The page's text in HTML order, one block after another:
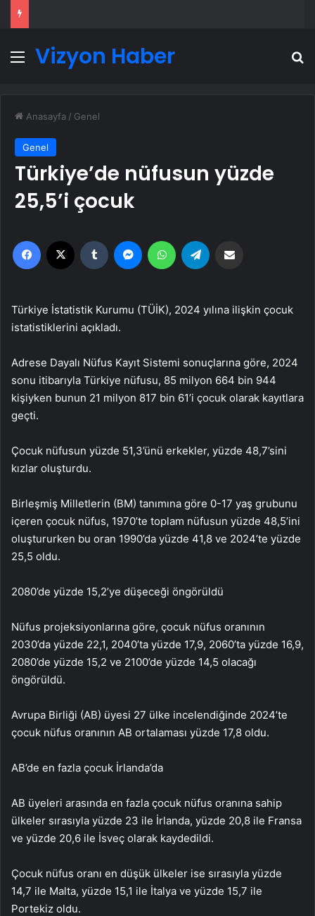
Menü
Vizyon Haber
Anasayfa / Genel
Genel
Türkiye’de nüfusun yüzde
25,5’i çocuk
Facebook Tumblr MessengerWhatsApp
Türkiye İstatistik Kurumu (TÜİK), 2024 yılına ilişkin çocuk
istatistiklerini açıkladı.
Adrese Dayalı Nüfus Kayıt Sistemi sonuçlarına göre, 2024
sonu itibarıyla Türkiye nüfusu, 85 milyon 664 bin 944
kişiyken bunun 21 milyon 817 bin 61’i çocuk olarak kayıtlara
geçti.
Çocuk nüfusun yüzde 51,3’ünü erkekler, yüzde 48,7’sini
kızlar oluşturdu.
Birleşmiş Milletlerin (BM) tanımına göre 0-17 yaş grubunu
içeren çocuk nüfus, 1970’te toplam nüfusun yüzde 48,5’ini
oluştururken bu oran 1990’da yüzde 41,8 ve 2024’te yüzde
25,5 oldu.
2080’de yüzde 15,2’ye düşeceği öngörüldü
Nüfus projeksiyonlarına göre, çocuk nüfus oranının
2030’da yüzde 22,1, 2040’ta yüzde 17,9, 2060’ta yüzde 16,9,
2080’de yüzde 15,2 ve 2100’de yüzde 14,5 olacağı
öngörüldü.
Avrupa Birliği (AB) üyesi 27 ülke incelendiğinde 2024’te
çocuk nüfus oranının AB ortalaması yüzde 17,8 oldu.
AB’de en fazla çocuk İrlanda’da
AB üyeleri arasında en fazla çocuk nüfus oranına sahip
ülkeler sırasıyla yüzde 23 ile İrlanda, yüzde 20,8 ile Fransa
ve yüzde 20,6 ile İsveç olarak kaydedildi.
Çocuk nüfus oranı en düşük ülkeler ise sırasıyla yüzde
14,7 ile Malta, yüzde 15,1 ile İtalya ve yüzde 15,7 ile
Portekiz oldu.